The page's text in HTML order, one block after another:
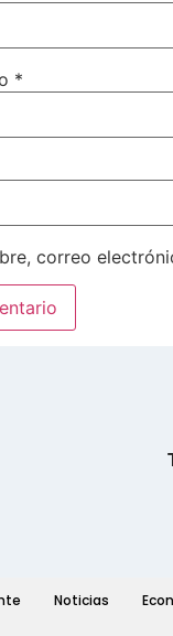
*
correo
Noticias